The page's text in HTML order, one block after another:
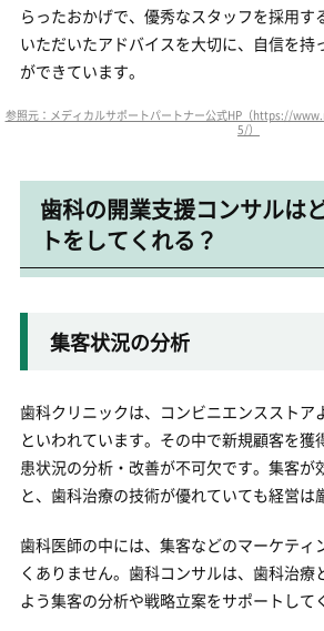
らったおかげで、優秀なスタッフを採用す
いただいたアドバイスを大切に、自信を持
ができています。
参照元：メディカルサポートパートナー公式HP（https://
5/）
歯科の開業支援コンサルは
トをしてくれる？
集客状況の分析
歯科クリニックは、コンビニエンスストア
といわれています。その中で新規顧客を獲
患状況の分析・改善が不可欠です。集客が
と、歯科治療の技術が優れていても経営は
歯科医師の中には、集客などのマーケティ
くありません。歯科コンサルは、歯科治療
よう集客の分析や戦略立案をサポートして